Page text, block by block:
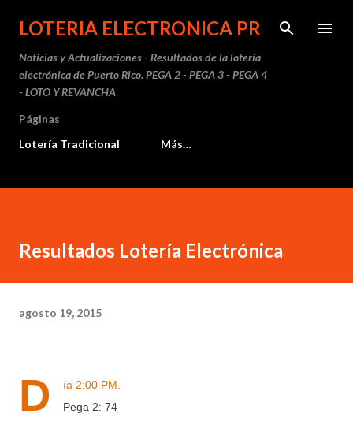
Ir al contenido principal
LOTERIA ELECTRONICA PR
Noticias y Actualizaciones - Resultados de la lotería
electrónica de Puerto Rico. PEGA 2 - PEGA 3 - PEGA 4
- LOTO Y REVANCHA
Páginas
Lotería Tradicional
Más…
Resultados Lotería Electrónica
agosto 19, 2015
D
ía 2:00 PM.
Pega 2: 74